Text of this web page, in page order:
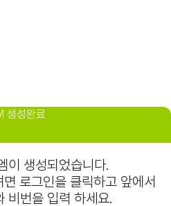
생성완료
이 생성되었습니다.
로그인을 클릭하고 앞에서
비번을 입력 하세요.